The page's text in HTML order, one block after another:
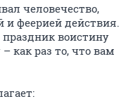
человечество,
и феерией действия.
воистину
как раз то, что вам